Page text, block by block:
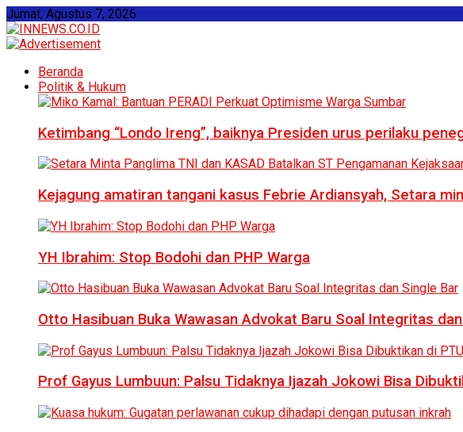
Jumat, Agustus 7, 2026
Beranda
Politik & Hukum
Ketimbang “Londo Ireng”, baiknya Presiden urus perilaku
Kejagung amatiran tangani kasus Febrie Ardiansyah, Setara
YH Ibrahim: Stop Bodohi dan PHP Warga
Otto Hasibuan Buka Wawasan Advokat Baru Soal Integritas
Prof Gayus Lumbuun: Palsu Tidaknya Ijazah Jokowi Bisa